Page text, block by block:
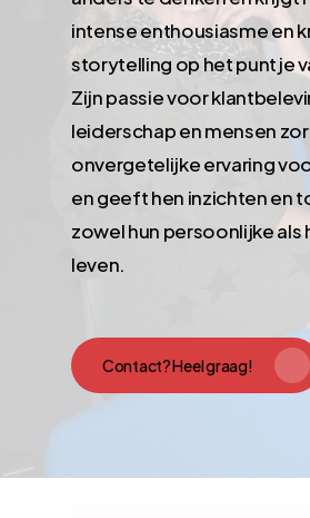
intense enthousiasme en
storytelling op het puntje
Zijn passie voor
leiderschap en mensen
onvergetelijke ervaring
en geeft hen inzichten en
zowel hun persoonlijke als
leven.
Contact? Heel graag!